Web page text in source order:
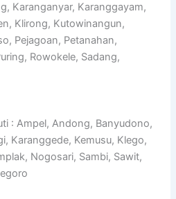
Karanganyar, Karanggayam,
Klirong, Kutowinangun,
Pejagoan, Petanahan,
Rowokele, Sadang,
: Ampel, Andong, Banyudono,
Karanggede, Kemusu, Klego,
Nogosari, Sambi, Sawit,